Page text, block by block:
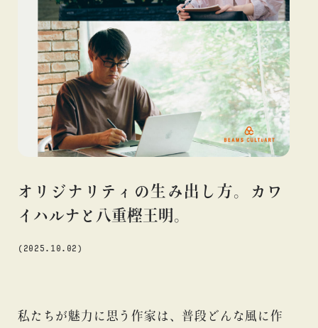
#ART #BEAMS CULTUART #BEAMS MANGART
#BEAMS
#BEAMS T
#bPrビームス
#Bギャラリー
#TOKYO CULTUART by BEAMS
#Tシャツ
#アート
#アートが生まれるところ
#アートフェア #アイドル
#アニメ
#エンタメ #ギャラリー #グッズ
#デザイン
#ビームス カルチャー ト 高輪
#ビームス ジャパン
#ファッション
#フェニカ #マンガ
#モノ・カルチャ
#ライブ
#レコード #写真 #抽選販売 #漫画
#絵画
#美術館 #言葉 #連載
オリジナリティの生み出し方。カワ
イハルナと八重樫王明。
(2025.10.02)
私たちが魅力に思う作家は、普段どんな風に作